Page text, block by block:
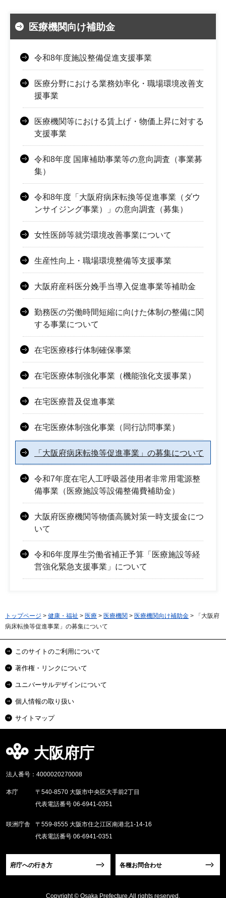
医療機関向け補助金
令和8年度施設整備促進支援事業
医療分野における業務効率化・職場環境改善支
援事業
医療機関等における賃上げ・物価上昇に対する
支援事業
令和8年度 国庫補助事業等の意向調査（事業募
集）
令和8年度「大阪府病床転換等促進事業（ダウ
ンサイジング事業）」の意向調査（募集）
女性医師等就労環境改善事業について
生産性向上・職場環境整備等支援事業
大阪府産科医分娩手当導入促進事業等補助金
勤務医の労働時間短縮に向けた体制の整備に関
する事業について
在宅医療移行体制確保事業
在宅医療体制強化事業（機能強化支援事業）
在宅医療普及促進事業
在宅医療体制強化事業（同行訪問事業）
「大阪府病床転換等促進事業」の募集について
令和7年度在宅人工呼吸器使用者非常用電源整
備事業（医療施設等設備整備費補助金）
大阪府医療機関等物価高騰対策一時支援金につ
いて
令和6年度厚生労働省補正予算「医療施設等経
営強化緊急支援事業」について
トップページ > 健康・福祉 > 医療 > 医療機関 > 医療機関向け補助金 > 「大阪府
病床転換等促進事業」の募集について
このサイトのご利用について
著作権・リンクについて
ユニバーサルデザインについて
個人情報の取り扱い
サイトマップ
大阪府庁
法人番号：4000020270008
本庁
〒540-8570 大阪市中央区大手前2丁目
代表電話番号 06-6941-0351
咲洲庁舎
〒559-8555 大阪市住之江区南港北1-14-16
代表電話番号 06-6941-0351
府庁への行き方 各種お問合わせ
Copyright © Osaka Prefecture,All rights reserved.